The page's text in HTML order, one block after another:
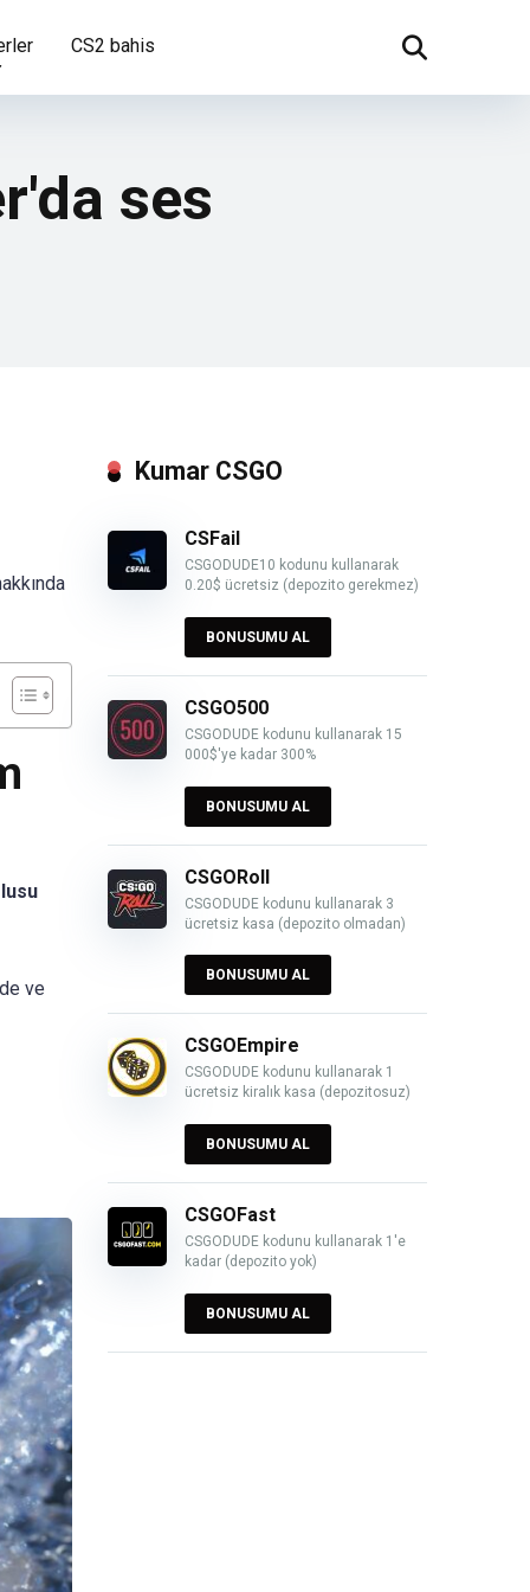
CS2 bahis
ses
ve
Kumar CSGO
CSFail
CSGODUDE10 kodunu kullanarak
0.20$ ücretsiz (depozito gerekmez)
BONUSUMU AL
CSGO500
CSGODUDE kodunu kullanarak 15
000$'ye kadar 300%
BONUSUMU AL
CSGORoll
CSGODUDE kodunu kullanarak 3
ücretsiz kasa (depozito olmadan)
BONUSUMU AL
CSGOEmpire
CSGODUDE kodunu kullanarak 1
ücretsiz kiralık kasa (depozitosuz)
BONUSUMU AL
CSGOFast
CSGODUDE kodunu kullanarak 1'e
kadar (depozito yok)
BONUSUMU AL